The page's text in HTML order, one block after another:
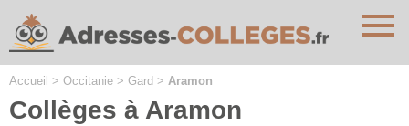
Accueil > Occitanie > Gard > Aramon
Collèges à Aramon